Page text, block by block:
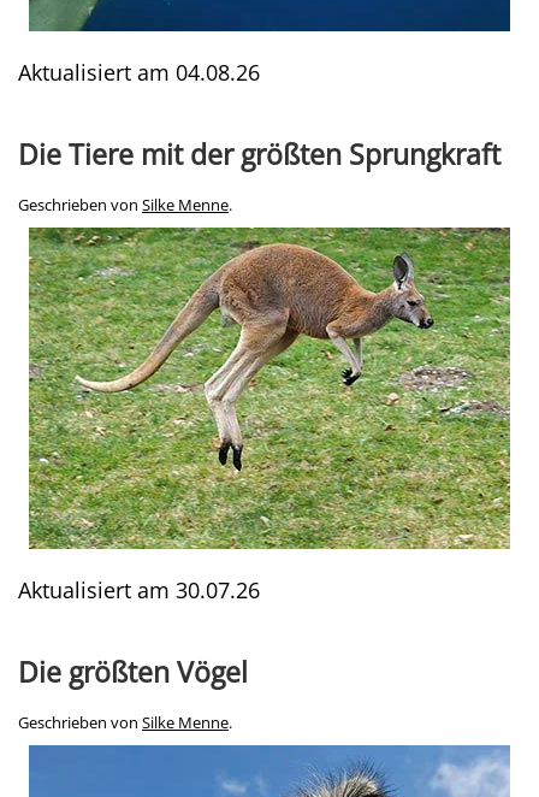
Aktualisiert am 04.08.26
Die Tiere mit der größten Sprungkraft
Geschrieben von Silke Menne.
Aktualisiert am 30.07.26
Die größten Vögel
Geschrieben von Silke Menne.